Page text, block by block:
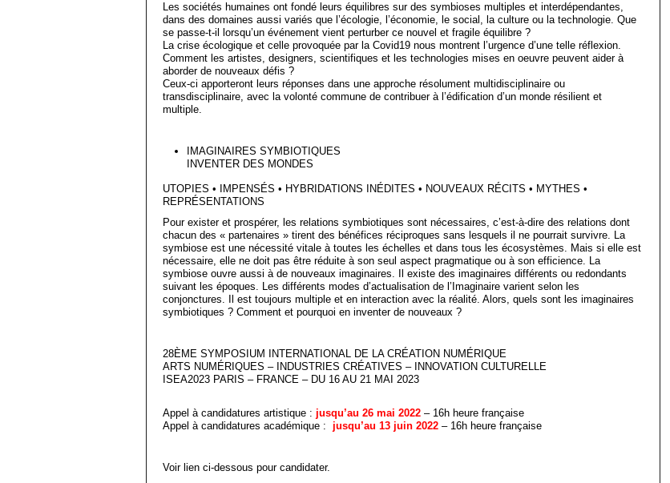
Les sociétés humaines ont fondé leurs équilibres sur des symbioses multiples et interdépendantes,
dans des domaines aussi variés que l’écologie, l’économie, le social, la culture ou la technologie. Que
se passe-t-il lorsqu’un événement vient perturber ce nouvel et fragile équilibre ?
La crise écologique et celle provoquée par la Covid19 nous montrent l’urgence d’une telle réflexion.
Comment les artistes, designers, scientifiques et les technologies mises en oeuvre peuvent aider à
aborder de nouveaux défis ?
Ceux-ci apporteront leurs réponses dans une approche résolument multidisciplinaire ou
transdisciplinaire, avec la volonté commune de contribuer à l’édification d’un monde résilient et
multiple.
IMAGINAIRES SYMBIOTIQUES
INVENTER DES MONDES
UTOPIES • IMPENSÉS • HYBRIDATIONS INÉDITES • NOUVEAUX RÉCITS • MYTHES •
REPRÉSENTATIONS
Pour exister et prospérer, les relations symbiotiques sont nécessaires, c’est-à-dire des relations dont
chacun des « partenaires » tirent des bénéfices réciproques sans lesquels il ne pourrait survivre. La
symbiose est une nécessité vitale à toutes les échelles et dans tous les écosystèmes. Mais si elle est
nécessaire, elle ne doit pas être réduite à son seul aspect pragmatique ou à son efficience. La
symbiose ouvre aussi à de nouveaux imaginaires. Il existe des imaginaires différents ou redondants
suivant les époques. Les différents modes d’actualisation de l’Imaginaire varient selon les
conjonctures. Il est toujours multiple et en interaction avec la réalité. Alors, quels sont les imaginaires
symbiotiques ? Comment et pourquoi en inventer de nouveaux ?
28ÈME SYMPOSIUM INTERNATIONAL DE LA CRÉATION NUMÉRIQUE
ARTS NUMÉRIQUES – INDUSTRIES CRÉATIVES – INNOVATION CULTURELLE
ISEA2023 PARIS – FRANCE – DU 16 AU 21 MAI 2023
Appel à candidatures artistique : jusqu’au 26 mai 2022 – 16h heure française
Appel à candidatures académique : jusqu’au 13 juin 2022 – 16h heure française
Voir lien ci-dessous pour candidater.